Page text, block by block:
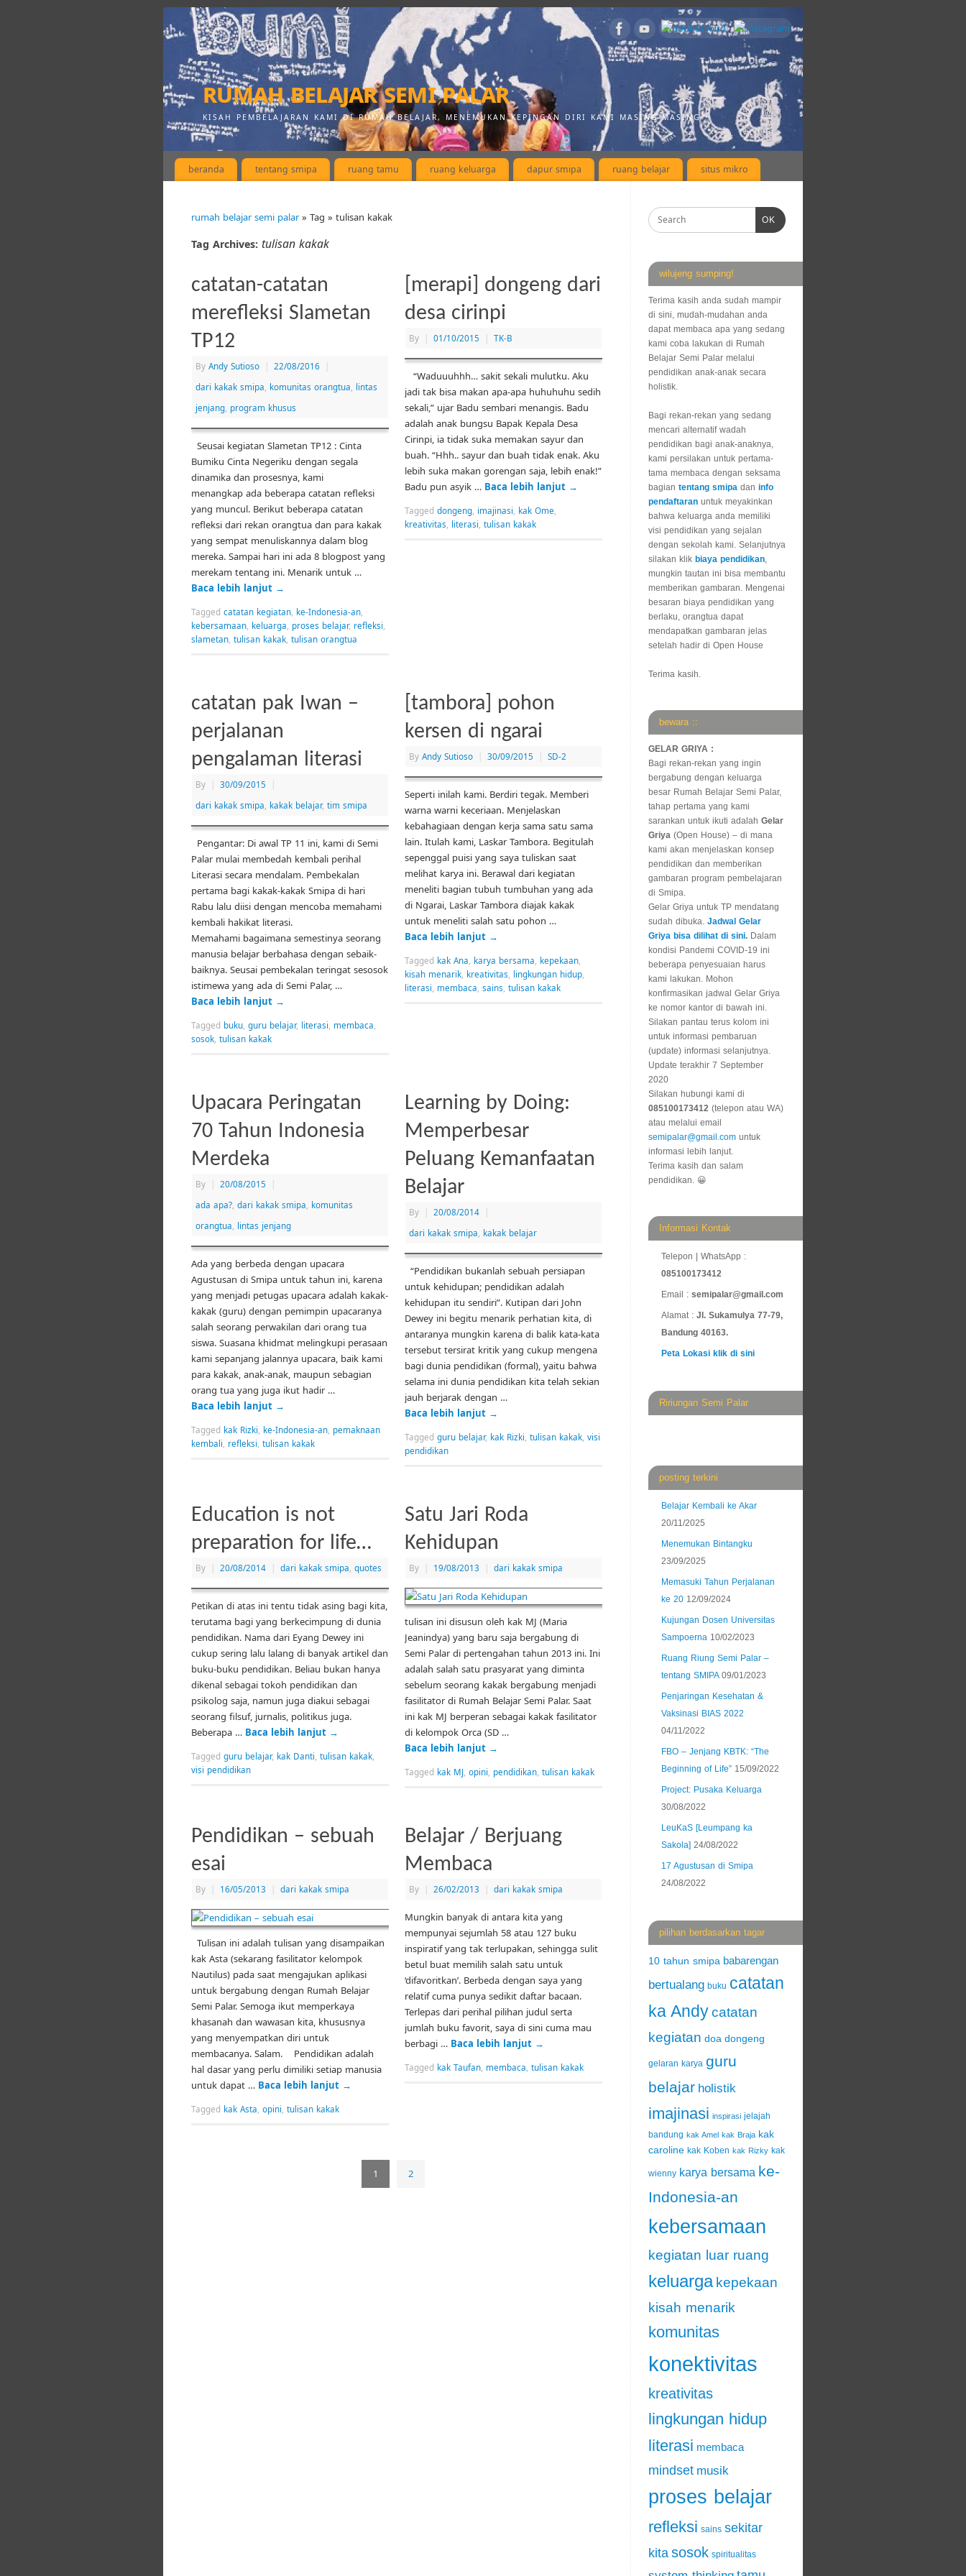
rumah belajar semi palar
KISAH PEMBELAJARAN KAMI DI RUMAH BELAJAR, MENEMUKAN KEPINGAN DIRI KAMI MASING-MASING
beranda tentang smipa ruang tamu ruang keluarga dapur smipa ruang belajar situs mikro
rumah belajar semi palar» Tag » tulisan kakak
Tag Archives: tulisan kakak
catatan-catatan
merefleksi Slametan
TP12
By Andy Sutioso | 22/08/2016
|
dari kakak smipa, komunitas orangtua, lintas
jenjang, program khusus
Seusai kegiatan Slametan TP12 : Cinta
Bumiku Cinta Negeriku dengan segala
dinamika dan prosesnya, kami
menangkap ada beberapa catatan refleksi
yang muncul. Berikut beberapa catatan
refleksi dari rekan orangtua dan para kakak
yang sempat menuliskannya dalam blog
mereka. Sampai hari ini ada 8 blogpost yang
merekam tentang ini. Menarik untuk …
Baca lebih lanjut →
Tagged catatan kegiatan, ke-Indonesia-an,
kebersamaan, keluarga, proses belajar, refleksi,
slametan, tulisan kakak, tulisan orangtua
[merapi] dongeng dari
desa cirinpi
By | 01/10/2015 | TK-B
“Waduuuhhh… sakit sekali mulutku. Aku
jadi tak bisa makan apa-apa huhuhuhu sedih
sekali,” ujar Badu sembari menangis. Badu
adalah anak bungsu Bapak Kepala Desa
Cirinpi, ia tidak suka memakan sayur dan
buah. “Hhh.. sayur dan buah tidak enak. Aku
lebih suka makan gorengan saja, lebih enak!”
Badu pun asyik … Baca lebih lanjut →
Taggeddongeng, imajinasi, kak Ome,
kreativitas, literasi,tulisan kakak
catatan pak Iwan –
perjalanan
pengalaman literasi
By | 30/09/2015
|
dari kakak smipa, kakak belajar, tim smipa
Pengantar: Di awal TP 11 ini, kami di Semi
Palar mulai membedah kembali perihal
Literasi secara mendalam. Pembekalan
pertama bagi kakak-kakak Smipa di hari
Rabu lalu diisi dengan mencoba memahami
kembali hakikat literasi.
Memahami bagaimana semestinya seorang
manusia belajar berbahasa dengan sebaik-
baiknya. Seusai pembekalan teringat sesosok
istimewa yang ada di Semi Palar, …
Baca lebih lanjut →
Tagged buku, guru belajar, literasi, membaca,
sosok, tulisan kakak
[tambora] pohon
kersen di ngarai
ByAndy Sutioso | 30/09/2015 | SD-2
Seperti inilah kami. Berdiri tegak. Memberi
warna warni keceriaan. Menjelaskan
kebahagiaan dengan kerja sama satu sama
lain. Itulah kami, Laskar Tambora. Begitulah
sepenggal puisi yang saya tuliskan saat
melihat karya ini. Berawal dari kegiatan
meneliti bagian tubuh tumbuhan yang ada
di Ngarai, Laskar Tambora diajak kakak
untuk meneliti salah satu pohon …
Baca lebih lanjut →
Tagged kak Ana, karya bersama, kepekaan,
kisah menarik, kreativitas, lingkungan hidup,
literasi, membaca,sains,tulisan kakak
Upacara Peringatan
70 Tahun Indonesia
Merdeka
By | 20/08/2015
|
ada apa?, dari kakak smipa, komunitas
orangtua, lintas jenjang
Ada yang berbeda dengan upacara
Agustusan di Smipa untuk tahun ini, karena
yang menjadi petugas upacara adalah kakak-
kakak (guru) dengan pemimpin upacaranya
salah seorang perwakilan dari orang tua
siswa. Suasana khidmat melingkupi perasaan
kami sepanjang jalannya upacara, baik kami
para kakak, anak-anak, maupun sebagian
orang tua yang juga ikut hadir …
Baca lebih lanjut →
Tagged kak Rizki, ke-Indonesia-an, pemaknaan
kembali, refleksi, tulisan kakak
Learning by Doing:
Memperbesar
Peluang Kemanfaatan
Belajar
By | 20/08/2014
|
dari kakak smipa, kakak belajar
“Pendidikan bukanlah sebuah persiapan
untuk kehidupan; pendidikan adalah
kehidupan itu sendiri”. Kutipan dari John
Dewey ini begitu menarik perhatian kita, di
antaranya mungkin karena di balik kata-kata
tersebut tersirat kritik yang cukup mengena
bagi dunia pendidikan (formal), yaitu bahwa
selama ini dunia pendidikan kita telah sekian
jauh berjarak dengan …
Baca lebih lanjut →
Taggedguru belajar, kak Rizki,tulisan kakak,visi
pendidikan
Education is not
preparation for life…
By | 20/08/2014 | dari kakak smipa, quotes
Petikan di atas ini tentu tidak asing bagi kita,
terutama bagi yang berkecimpung di dunia
pendidikan. Nama dari Eyang Dewey ini
cukup sering lalu lalang di banyak artikel dan
buku-buku pendidikan. Beliau bukan hanya
dikenal sebagai tokoh pendidikan dan
psikolog saja, namun juga diakui sebagai
seorang filsuf, jurnalis, politikus juga.
Beberapa … Baca lebih lanjut →
Tagged guru belajar, kak Danti, tulisan kakak,
visi pendidikan
Satu Jari Roda
Kehidupan
By | 19/08/2013 | dari kakak smipa
tulisan ini disusun oleh kak MJ (Maria
Jeanindya) yang baru saja bergabung di
Semi Palar di pertengahan tahun 2013 ini. Ini
adalah salah satu prasyarat yang diminta
sebelum seorang kakak bergabung menjadi
fasilitator di Rumah Belajar Semi Palar. Saat
ini kak MJ berperan sebagai kakak fasilitator
di kelompok Orca (SD …
Baca lebih lanjut →
Tagged kak MJ,opini, pendidikan,tulisan kakak
Pendidikan – sebuah
esai
By | 16/05/2013 | dari kakak smipa
Tulisan ini adalah tulisan yang disampaikan
kak Asta (sekarang fasilitator kelompok
Nautilus) pada saat mengajukan aplikasi
untuk bergabung dengan Rumah Belajar
Semi Palar. Semoga ikut memperkaya
khasanah dan wawasan kita, khususnya
yang menyempatkan diri untuk
membacanya. Salam. Pendidikan adalah
hal dasar yang perlu dimiliki setiap manusia
untuk dapat … Baca lebih lanjut →
Tagged kak Asta, opini, tulisan kakak
Belajar / Berjuang
Membaca
By | 26/02/2013 | dari kakak smipa
Mungkin banyak di antara kita yang
mempunyai sejumlah 58 atau 127 buku
inspiratif yang tak terlupakan, sehingga sulit
betul buat memilih salah satu untuk
‘difavoritkan’. Berbeda dengan saya yang
relatif cuma punya sedikit daftar bacaan.
Terlepas dari perihal pilihan judul serta
jumlah buku favorit, saya di sini cuma mau
berbagi … Baca lebih lanjut →
Tagged kak Taufan, membaca,tulisan kakak
1 2
OK
wilujeng sumping!
Terima kasih anda sudah mampir
di sini, mudah-mudahan anda
dapat membaca apa yang sedang
kami coba lakukan di Rumah
Belajar Semi Palar melalui
pendidikan anak-anak secara
holistik.
Bagi rekan-rekan yang sedang
mencari alternatif wadah
pendidikan bagi anak-anaknya,
kami persilakan untuk pertama-
tama membaca dengan seksama
bagian tentang smipa dan info
pendaftaran untuk meyakinkan
bahwa keluarga anda memiliki
visi pendidikan yang sejalan
dengan sekolah kami. Selanjutnya
silakan klik biaya pendidikan,
mungkin tautan ini bisa membantu
memberikan gambaran. Mengenai
besaran biaya pendidikan yang
berlaku, orangtua dapat
mendapatkan gambaran jelas
setelah hadir di Open House
Terima kasih.
bewara ::
GELAR GRIYA :
Bagi rekan-rekan yang ingin
bergabung dengan keluarga
besar Rumah Belajar Semi Palar,
tahap pertama yang kami
sarankan untuk ikuti adalah Gelar
Griya (Open House) – di mana
kami akan menjelaskan konsep
pendidikan dan memberikan
gambaran program pembelajaran
di Smipa.
Gelar Griya untuk TP mendatang
sudah dibuka. Jadwal Gelar
Griya bisa dilihat di sini. Dalam
kondisi Pandemi COVID-19 ini
beberapa penyesuaian harus
kami lakukan. Mohon
konfirmasikan jadwal Gelar Griya
ke nomor kantor di bawah ini.
Silakan pantau terus kolom ini
untuk informasi pembaruan
(update) informasi selanjutnya.
Update terakhir 7 September
2020
Silakan hubungi kami di
085100173412 (telepon atau WA)
atau melalui email
semipalar@gmail.com untuk
informasi lebih lanjut.
Terima kasih dan salam
pendidikan. 😀
Informasi Kontak
Telepon | WhatsApp :
085100173412
Email : semipalar@gmail.com
Alamat : Jl. Sukamulya 77-79,
Bandung 40163.
Peta Lokasi klik di sini
Ririungan Semi Palar
posting terkini
Belajar Kembali ke Akar
20/11/2025
Menemukan Bintangku
23/09/2025
Memasuki Tahun Perjalanan
ke 20 12/09/2024
Kujungan Dosen Universitas
Sampoerna 10/02/2023
Ruang Riung Semi Palar –
tentang SMIPA 09/01/2023
Penjaringan Kesehatan &
Vaksinasi BIAS 2022
04/11/2022
FBO – Jenjang KBTK: “The
Beginning of Life” 15/09/2022
Project: Pusaka Keluarga
30/08/2022
LeuKaS [Leumpang ka
Sakola] 24/08/2022
17 Agustusan di Smipa
24/08/2022
pilihan berdasarkan tagar
10 tahun smipa babarengan
bertualang buku catatan
ka Andycatatan
kegiatan doa dongeng
gelaran karya guru
belajar holistik
imajinasi inspirasi jelajah
bandung kak Amel kak Braja kak
caroline kak Koben kak Rizky kak
wienny karya bersama ke-
Indonesia-an
kebersamaan
kegiatan luar ruang
keluarga kepekaan
kisah menarik
komunitas
konektivitas
kreativitas
lingkungan hidup
literasi membaca
mindset musik
proses belajar
refleksi sains sekitar
kitasosok spiritualitas